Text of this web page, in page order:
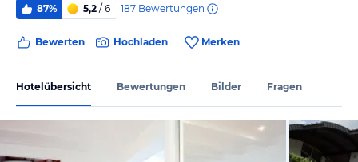
87% 5,2 / 6 187 Bewertungen
Bewerten Hochladen Merken
Hotelübersicht Bewertungen Bilder Fragen